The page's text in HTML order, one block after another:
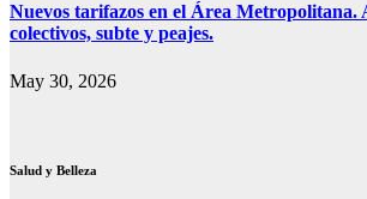
Nuevos tarifazos en el Área Metropolitana.
colectivos, subte y peajes.
May 30, 2026
Salud y Belleza